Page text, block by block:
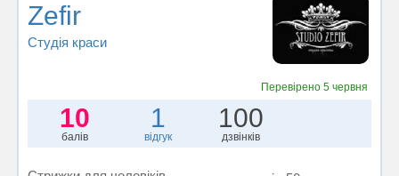
Zefir
Студія краси
Перевірено 5 червня
10
балів
1
відгук
100
дзвінків